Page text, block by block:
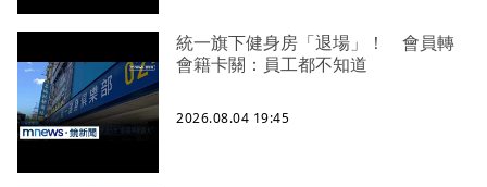
統一旗下健身房「退場」！ 會員轉
會籍卡關：員工都不知道
2026.08.04 19:45